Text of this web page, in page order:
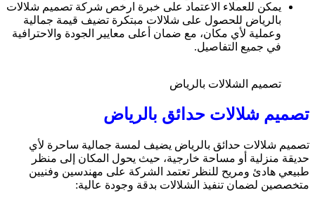
يمكن للعملاء الاعتماد على خبرة ارخص شركة تصميم شلالات
بالرياض للحصول على شلالات مبتكرة تضيف قيمة جمالية
وعملية لأي مكان، مع ضمان أعلى معايير الجودة والاحترافية
في جميع التفاصيل.
تصميم الشلالات بالرياض
تصميم شلالات حدائق بالرياض
تصميم شلالات حدائق بالرياض يضيف لمسة جمالية ساحرة لأي
حديقة منزلية أو مساحة خارجية، حيث يحول المكان إلى منظر
طبيعي هادئ ومريح للنظر تعتمد الشركة على مهندسين وفنيين
متخصصين لضمان تنفيذ الشلالات بدقة وجودة عالية: